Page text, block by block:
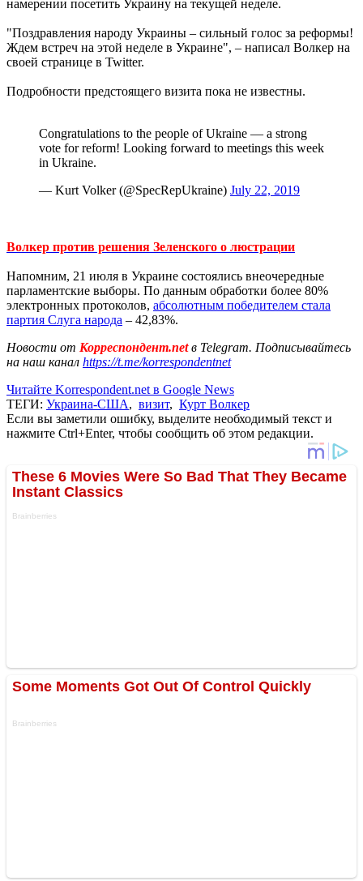
намерении посетить Украину на текущей неделе.
"Поздравления народу Украины – сильный голос за реформы!
Ждем встреч на этой неделе в Украине", – написал Волкер на
своей странице в Twitter.
Подробности предстоящего визита пока не известны.
Congratulations to the people of Ukraine — a strong
vote for reform! Looking forward to meetings this week
in Ukraine.
— Kurt Volker (@SpecRepUkraine) July 22, 2019
Волкер против решения Зеленского о люстрации
Напомним, 21 июля в Украине состоялись внеочередные
парламентские выборы. По данным обработки более 80%
электронных протоколов, абсолютным победителем стала
партия Слуга народа – 42,83%.
Новости от Корреспондент.netв Telegram. Подписывайтесь
на наш канал https://t.me/korrespondentnet
Читайте Korrespondent.net в Google News
ТЕГИ: Украина-США, визит, Курт Волкер
Если вы заметили ошибку, выделите необходимый текст и
нажмите Ctrl+Enter, чтобы сообщить об этом редакции.